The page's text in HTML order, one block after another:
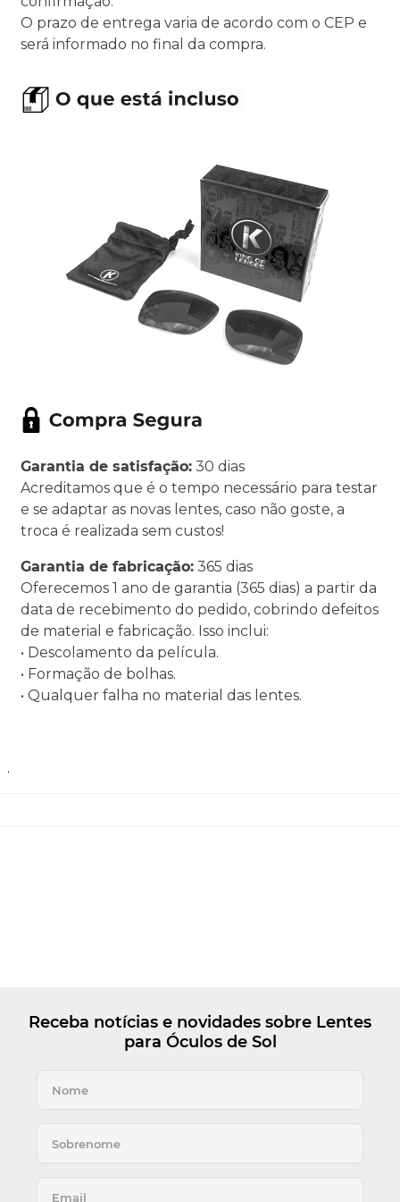
O prazo de entrega varia de acordo com o CEP e
será informado no final da compra.
Garantia de satisfação: 30 dias
Acreditamos que é o tempo necessário para testar
e se adaptar as novas lentes, caso não goste, a
troca é realizada sem custos!
Garantia de fabricação: 365 dias
Oferecemos 1 ano de garantia (365 dias) a partir da
data de recebimento do pedido, cobrindo defeitos
de material e fabricação. Isso inclui:
• Descolamento da película.
• Formação de bolhas.
• Qualquer falha no material das lentes.
.
Receba notícias e novidades sobre Lentes
para Óculos de Sol